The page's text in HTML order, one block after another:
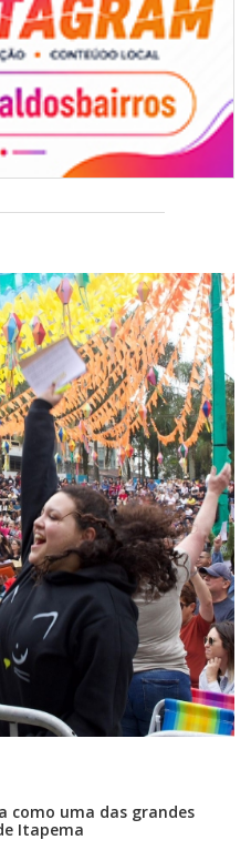
inteligência artificial, data
e colocam o
energético
como uma das grandes
Itapema